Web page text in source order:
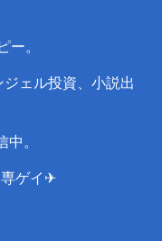
ー。
ェル投資、小説出
。
専ゲイ✈︎